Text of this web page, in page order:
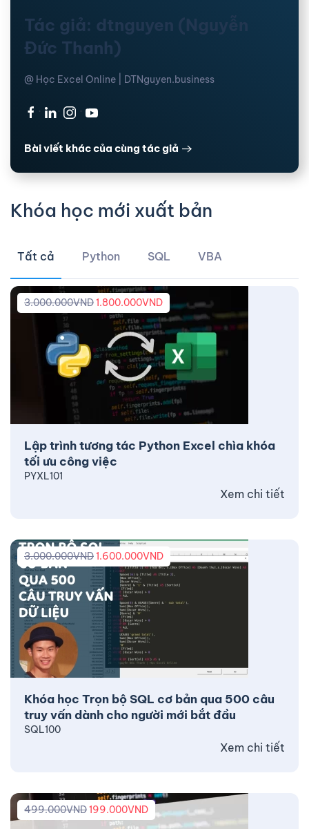
Tác giả: dtnguyen (Nguyễn
Đức Thanh)
@ Học Excel Online | DTNguyen.business
· · ·
Bài viết khác của cùng tác giả
Khóa học mới xuất bản
Tất cả Python SQL VBA
Lập trình tương tác Python Excel chìa khóa
tối ưu công việc
3.000.000VND1.800.000VND
PYXL101
Xem chi tiết
Khóa học Trọn bộ SQL cơ bản qua 500 câu
truy vấn dành cho người mới bắt đầu
3.000.000VND1.600.000VND
SQL100
Xem chi tiết
499.000VND199.000VND